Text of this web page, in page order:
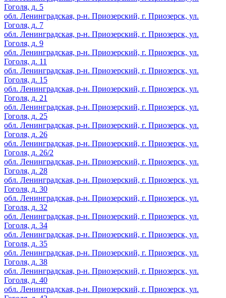
Гоголя, д. 5
обл. Ленинградская, р-н. Приозерский, г. Приозерск, ул.
Гоголя, д. 7
обл. Ленинградская, р-н. Приозерский, г. Приозерск, ул.
Гоголя, д. 9
обл. Ленинградская, р-н. Приозерский, г. Приозерск, ул.
Гоголя, д. 11
обл. Ленинградская, р-н. Приозерский, г. Приозерск, ул.
Гоголя, д. 15
обл. Ленинградская, р-н. Приозерский, г. Приозерск, ул.
Гоголя, д. 21
обл. Ленинградская, р-н. Приозерский, г. Приозерск, ул.
Гоголя, д. 25
обл. Ленинградская, р-н. Приозерский, г. Приозерск, ул.
Гоголя, д. 26
обл. Ленинградская, р-н. Приозерский, г. Приозерск, ул.
Гоголя, д. 26/2
обл. Ленинградская, р-н. Приозерский, г. Приозерск, ул.
Гоголя, д. 28
обл. Ленинградская, р-н. Приозерский, г. Приозерск, ул.
Гоголя, д. 30
обл. Ленинградская, р-н. Приозерский, г. Приозерск, ул.
Гоголя, д. 32
обл. Ленинградская, р-н. Приозерский, г. Приозерск, ул.
Гоголя, д. 34
обл. Ленинградская, р-н. Приозерский, г. Приозерск, ул.
Гоголя, д. 35
обл. Ленинградская, р-н. Приозерский, г. Приозерск, ул.
Гоголя, д. 38
обл. Ленинградская, р-н. Приозерский, г. Приозерск, ул.
Гоголя, д. 40
обл. Ленинградская, р-н. Приозерский, г. Приозерск, ул.